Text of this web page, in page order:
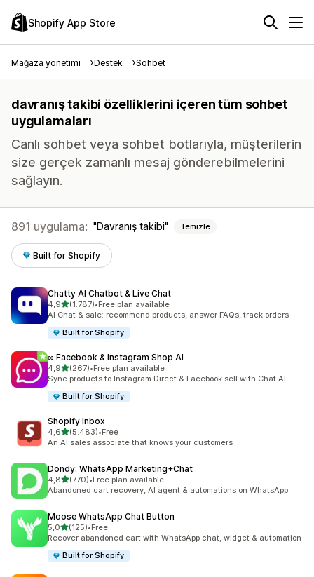
Shopify App Store
Mağaza yönetimi Destek Sohbet
davranış takibi özelliklerini içeren tüm sohbet
uygulamaları
Canlı sohbet veya sohbet botlarıyla, müşterilerin
size gerçek zamanlı mesaj gönderebilmelerini
sağlayın.
891 uygulama: Davranış takibi Temizle
Built for Shopify
Chatty AI Chatbot & Live Chat
4,95 yıldız üzerinden
(1.787)
toplam 1787 değerlendirme
•Free plan available
AI Chat & sale: recommend products, answer FAQs, track orders
Built for Shopify
∞ Facebook & Instagram Shop AI
4,95 yıldız üzerinden
(267)
toplam 267 değerlendirme
•Free plan available
Sync products to Instagram Direct & Facebook sell with Chat AI
Built for Shopify
Shopify Inbox
4,65 yıldız üzerinden
(5.483)
toplam 5483 değerlendirme
•Free
An AI sales associate that knows your customers
Dondy: WhatsApp Marketing+Chat
4,85 yıldız üzerinden
(770)
toplam 770 değerlendirme
•Free plan available
Abandoned cart recovery, AI agent & automations on WhatsApp
Moose WhatsApp Chat Button
5,05 yıldız üzerinden
(125)
toplam 125 değerlendirme
•Free
Recover abandoned cart with WhatsApp chat, widget & automation
Built for Shopify